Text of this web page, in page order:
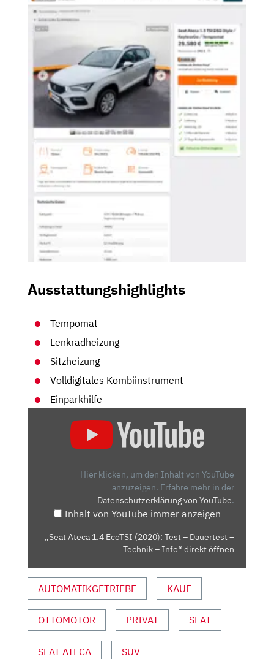
Ausstattungshighlights
Tempomat
Lenkradheizung
Sitzheizung
Volldigitales Kombiinstrument
Einparkhilfe
DAUERTEST
INFO“
VON
ANZEIGEN
Hier klicken, um den Inhalt von YouTube
anzuzeigen. Erfahre mehr in der
Datenschutzerklärung von YouTube.
Inhalt von YouTube immer anzeigen
„Seat Ateca 1.4 EcoTSI (2020): Test – Dauertest –
Technik – Info“ direkt öffnen
AUTOMATIKGETRIEBE KAUF
OTTOMOTOR PRIVAT SEAT
SEAT ATECA SUV